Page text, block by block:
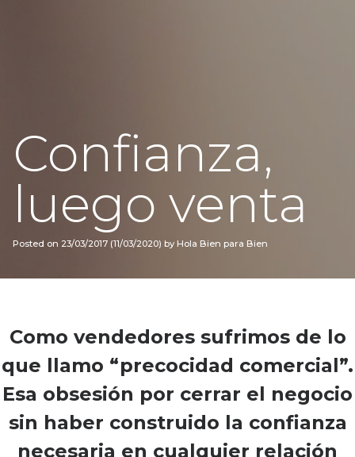
Confianza,
luego venta
Posted on 23/03/2017 (11/03/2020) by Hola Bien para Bien
Como vendedores sufrimos de lo
que llamo “precocidad comercial”.
Esa obsesión por cerrar el negocio
sin haber construido la confianza
necesaria en cualquier relación